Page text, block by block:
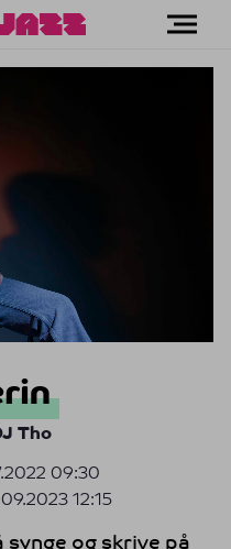
Tho
09:30
12:15
og skrive på